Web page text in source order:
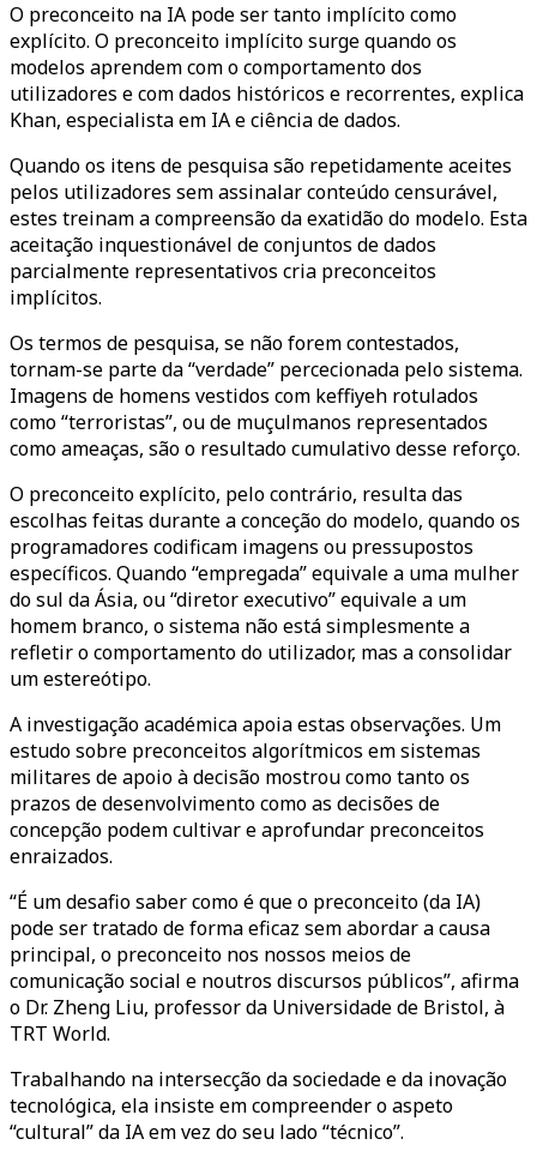
O preconceito na IA pode ser tanto implícito como
explícito. O preconceito implícito surge quando os
modelos aprendem com o comportamento dos
utilizadores e com dados históricos e recorrentes, explica
Khan, especialista em IA e ciência de dados.
Quando os itens de pesquisa são repetidamente aceites
pelos utilizadores sem assinalar conteúdo censurável,
estes treinam a compreensão da exatidão do modelo. Esta
aceitação inquestionável de conjuntos de dados
parcialmente representativos cria preconceitos
implícitos.
Os termos de pesquisa, se não forem contestados,
tornam-se parte da “verdade” percecionada pelo sistema.
Imagens de homens vestidos com keffiyeh rotulados
como “terroristas”, ou de muçulmanos representados
como ameaças, são o resultado cumulativo desse reforço.
O preconceito explícito, pelo contrário, resulta das
escolhas feitas durante a conceção do modelo, quando os
programadores codificam imagens ou pressupostos
específicos. Quando “empregada” equivale a uma mulher
do sul da Ásia, ou “diretor executivo” equivale a um
homem branco, o sistema não está simplesmente a
refletir o comportamento do utilizador, mas a consolidar
um estereótipo.
A investigação académica apoia estas observações. Um
estudo sobre preconceitos algorítmicos em sistemas
militares de apoio à decisão mostrou como tanto os
prazos de desenvolvimento como as decisões de
concepção podem cultivar e aprofundar preconceitos
enraizados.
“É um desafio saber como é que o preconceito (da IA)
pode ser tratado de forma eficaz sem abordar a causa
principal, o preconceito nos nossos meios de
comunicação social e noutros discursos públicos”, afirma
o Dr. Zheng Liu, professor da Universidade de Bristol, à
TRT World.
Trabalhando na intersecção da sociedade e da inovação
tecnológica, ela insiste em compreender o aspeto
“cultural” da IA em vez do seu lado “técnico”.